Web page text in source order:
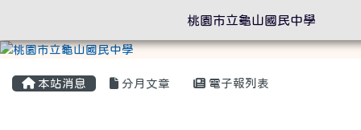
本站消息 分月文章 電子報列表
桃園市立龜山國民中學